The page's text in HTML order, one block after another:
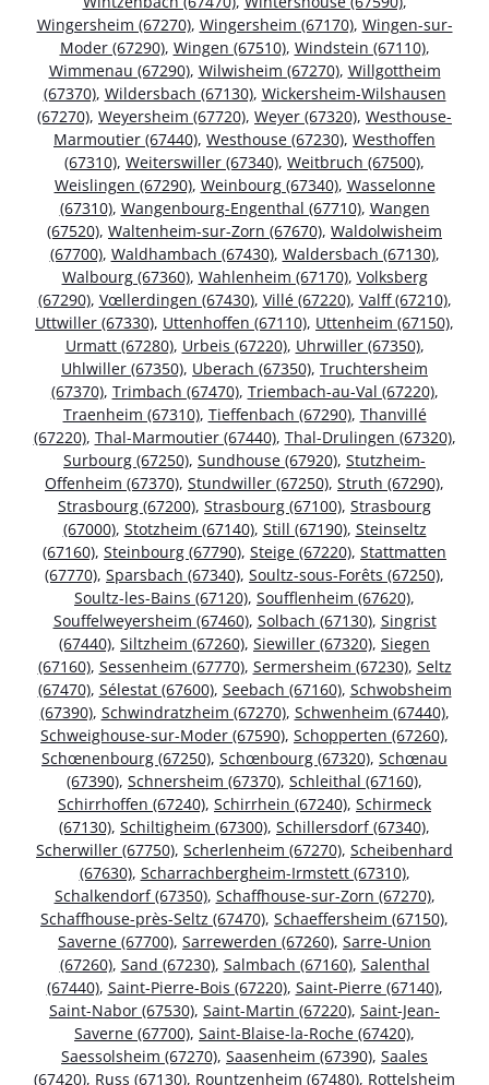
Wingersheim (67270), Wingersheim (67170), Wingen-sur-
Moder (67290), Wingen (67510), Windstein (67110),
Wimmenau (67290), Wilwisheim (67270), Willgottheim
(67370), Wildersbach (67130), Wickersheim-Wilshausen
(67270), Weyersheim (67720), Weyer (67320), Westhouse-
Marmoutier (67440), Westhouse (67230), Westhoffen
(67310), Weiterswiller (67340), Weitbruch (67500),
Weislingen (67290), Weinbourg (67340), Wasselonne
(67310), Wangenbourg-Engenthal (67710), Wangen
(67520), Waltenheim-sur-Zorn (67670), Waldolwisheim
(67700), Waldhambach (67430), Waldersbach (67130),
Walbourg (67360), Wahlenheim (67170), Volksberg
(67290), Vœllerdingen (67430), Villé (67220), Valff (67210),
Uttwiller (67330), Uttenhoffen (67110), Uttenheim (67150),
Urmatt (67280), Urbeis (67220), Uhrwiller (67350),
Uhlwiller (67350), Uberach (67350), Truchtersheim
(67370), Trimbach (67470), Triembach-au-Val (67220),
Traenheim (67310), Tieffenbach (67290), Thanvillé
(67220), Thal-Marmoutier (67440), Thal-Drulingen (67320),
Surbourg (67250), Sundhouse (67920), Stutzheim-
Offenheim (67370), Stundwiller (67250), Struth (67290),
Strasbourg (67200), Strasbourg (67100), Strasbourg
(67000), Stotzheim (67140), Still (67190), Steinseltz
(67160), Steinbourg (67790), Steige (67220), Stattmatten
(67770), Sparsbach (67340), Soultz-sous-Forêts (67250),
Soultz-les-Bains (67120), Soufflenheim (67620),
Souffelweyersheim (67460), Solbach (67130), Singrist
(67440), Siltzheim (67260), Siewiller (67320), Siegen
(67160), Sessenheim (67770), Sermersheim (67230), Seltz
(67470), Sélestat (67600), Seebach (67160), Schwobsheim
(67390), Schwindratzheim (67270), Schwenheim (67440),
Schweighouse-sur-Moder (67590), Schopperten (67260),
Schœnenbourg (67250), Schœnbourg (67320), Schœnau
(67390), Schnersheim (67370), Schleithal (67160),
Schirrhoffen (67240), Schirrhein (67240), Schirmeck
(67130), Schiltigheim (67300), Schillersdorf (67340),
Scherwiller (67750), Scherlenheim (67270), Scheibenhard
(67630), Scharrachbergheim-Irmstett (67310),
Schalkendorf (67350), Schaffhouse-sur-Zorn (67270),
Schaffhouse-près-Seltz (67470), Schaeffersheim (67150),
Saverne (67700), Sarrewerden (67260), Sarre-Union
(67260), Sand (67230), Salmbach (67160), Salenthal
(67440), Saint-Pierre-Bois (67220), Saint-Pierre (67140),
Saint-Nabor (67530), Saint-Martin (67220), Saint-Jean-
Saverne (67700), Saint-Blaise-la-Roche (67420),
Saessolsheim (67270), Saasenheim (67390), Saales
(67420), Russ (67130), Rountzenheim (67480), Rottelsheim